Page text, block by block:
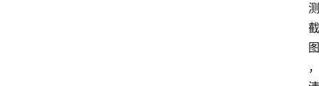
测
截
图
，